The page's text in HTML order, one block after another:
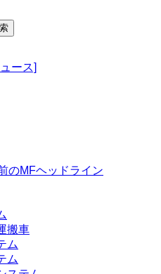
ース]
のMFヘッドライン
搬車
ム
ム